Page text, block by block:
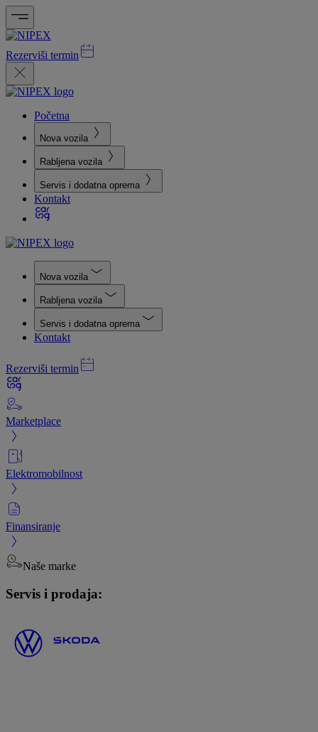
Rezerviši termin
Početna
Nova vozila
Rabljena vozila
Servis i dodatna oprema
Kontakt
Nova vozila
Rabljena vozila
Servis i dodatna oprema
Kontakt
Rezerviši termin
Marketplace
Elektromobilnost
Finansiranje
Naše marke
Servis i prodaja: